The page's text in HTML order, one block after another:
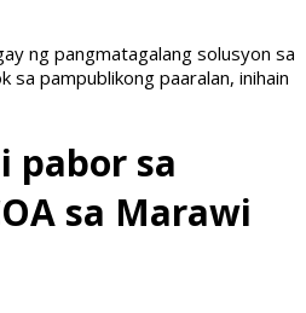
ng pangmatagalang solusyon sa
sa pampublikong paaralan, inihain
pabor sa
sa Marawi